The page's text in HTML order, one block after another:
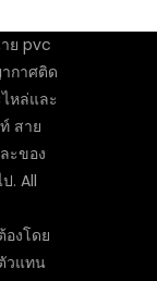
ย pvc
กาศติด
หล่และ
สาย
ะของ
. All
งโดย
วแทน